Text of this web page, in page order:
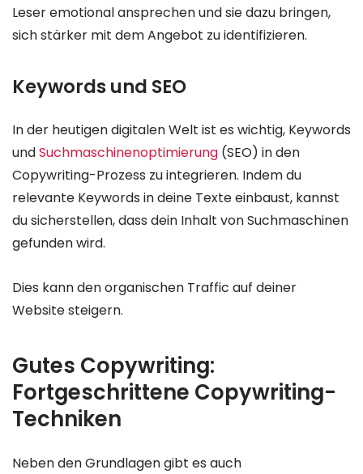
Leser emotional ansprechen und sie dazu bringen,
sich stärker mit dem Angebot zu identifizieren.
Keywords und SEO
In der heutigen digitalen Welt ist es wichtig, Keywords
undSuchmaschinenoptimierung (SEO) in den
Copywriting-Prozess zu integrieren. Indem du
relevante Keywords in deine Texte einbaust, kannst
du sicherstellen, dass dein Inhalt von Suchmaschinen
gefunden wird.
Dies kann den organischen Traffic auf deiner
Website steigern.
Gutes Copywriting:
Fortgeschrittene Copywriting-
Techniken
Neben den Grundlagen gibt es auch